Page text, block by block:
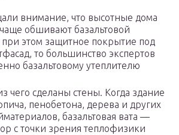
внимание, что высотные дома
обшивают базальтовой
этом защитное покрытие под
то большинство экспертов
базальтовому утеплителю
чего сделаны стены. Когда здание
пенобетона, дерева и других
базальтовая вата —
с точки зрения теплофизики